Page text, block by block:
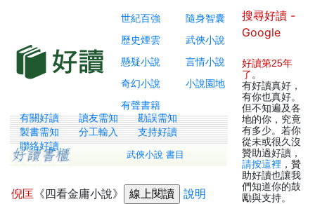
世紀百強
隨身智囊
歷史煙雲
武俠小說
懸疑小說
言情小說
奇幻小說
小說園地
有聲書籍
有關好讀 讀友需知
勘誤需知
製書需知
分工輸入
支持好讀
聯絡好讀
武俠小說 書目
倪匡 《四看金庸小說》 說明
搜尋好讀 -
Google
好讀第25年
了 。
有好讀真好，
有你也真好。
但不知遍及各
地的你，究竟
有多少。若你
從未或很久沒
贊助過好讀，
請按這裡 ，贊
助好讀也讓我
們知道你的鼓
勵與支持。